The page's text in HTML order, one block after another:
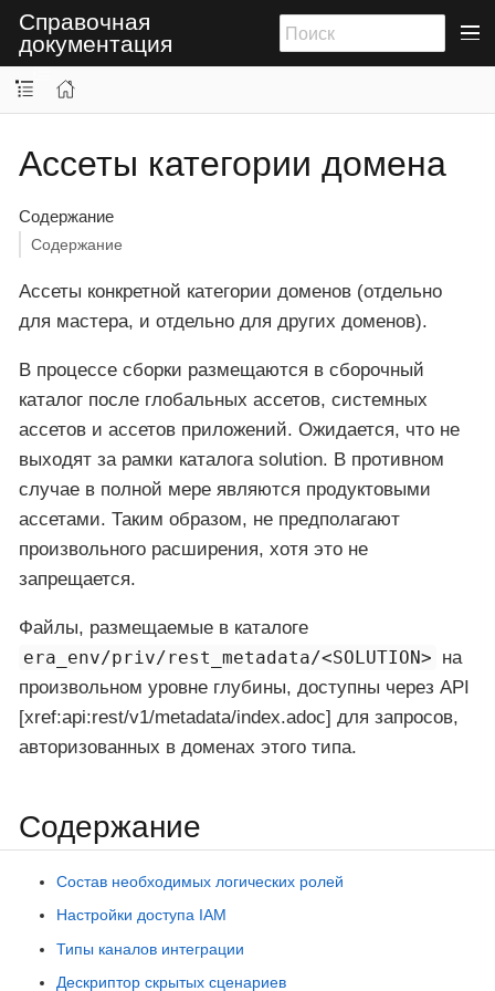
Справочная
документация
Ассеты категории домена
Содержание
Содержание
Ассеты конкретной категории доменов (отдельно
для мастера, и отдельно для других доменов).
В процессе сборки размещаются в сборочный
каталог после глобальных ассетов, системных
ассетов и ассетов приложений. Ожидается, что не
выходят за рамки каталога solution. В противном
случае в полной мере являются продуктовыми
ассетами. Таким образом, не предполагают
произвольного расширения, хотя это не
запрещается.
Файлы, размещаемые в каталоге
era_env/priv/rest_metadata/<SOLUTION> на
произвольном уровне глубины, доступны через API
[xref:api:rest/v1/metadata/index.adoc] для запросов,
авторизованных в доменах этого типа.
Содержание
Состав необходимых логических ролей
Настройки доступа IAM
Типы каналов интеграции
Дескриптор скрытых сценариев